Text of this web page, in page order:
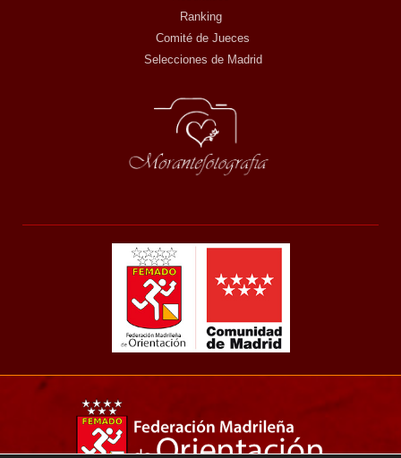
Ranking
Comité de Jueces
Selecciones de Madrid